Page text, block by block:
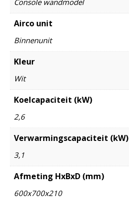
Airco unit
Binnenunit
Kleur
Wit
Koelcapaciteit (kW)
2,6
Verwarmingscapaciteit (kW)
3,1
Afmeting HxBxD (mm)
600x700x210